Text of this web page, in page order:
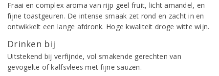
Fraai en complex aroma van rijp geel fruit, licht amandel, en
fijne toastgeuren. De intense smaak zet rond en zacht in en
ontwikkelt een lange afdronk. Hoge kwaliteit droge witte wijn.
Drinken bij
Uitstekend bij verfijnde, vol smakende gerechten van
gevogelte of kalfsvlees met fijne sauzen.